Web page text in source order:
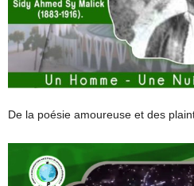
De la poésie amoureuse et des